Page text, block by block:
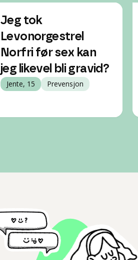
Jeg tok
Levonorgestrel
Norfri før sex kan
jeg likevel bli gravid?
Jente, 15 Prevensjon